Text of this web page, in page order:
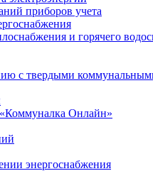
приборов учета
и горячего
с твердыми
Онлайн»
энергоснабжения